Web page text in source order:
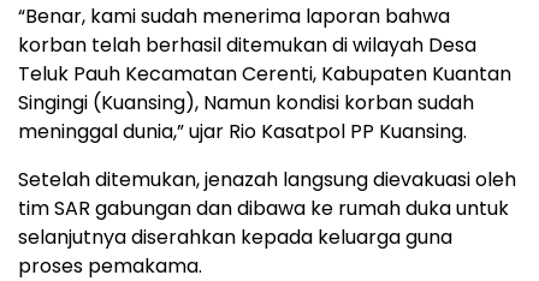
“Benar, kami sudah menerima laporan bahwa
korban telah berhasil ditemukan di wilayah Desa
Teluk Pauh Kecamatan Cerenti, Kabupaten Kuantan
Singingi (Kuansing), Namun kondisi korban sudah
meninggal dunia,” ujar Rio Kasatpol PP Kuansing.
Setelah ditemukan, jenazah langsung dievakuasi oleh
tim SAR gabungan dan dibawa ke rumah duka untuk
selanjutnya diserahkan kepada keluarga guna
proses pemakama.